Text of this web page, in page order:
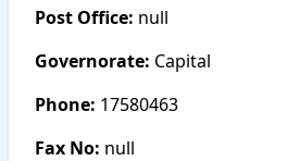
Post Office: null
Governorate: Capital
Phone: 17580463
Fax No: null